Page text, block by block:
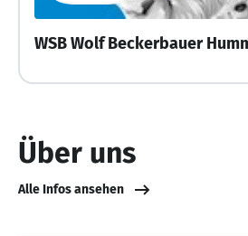
Über uns
Alle Infos ansehen